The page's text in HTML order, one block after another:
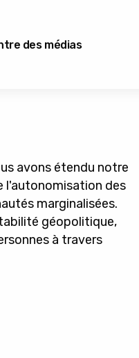
des médias
avons étendu notre
l'autonomisation des
marginalisées.
géopolitique,
à travers